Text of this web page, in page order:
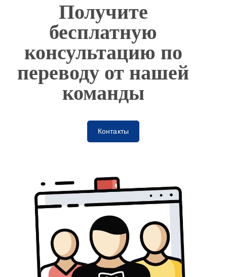
Получите
бесплатную
консультацию по
переводу от нашей
команды
Контакты